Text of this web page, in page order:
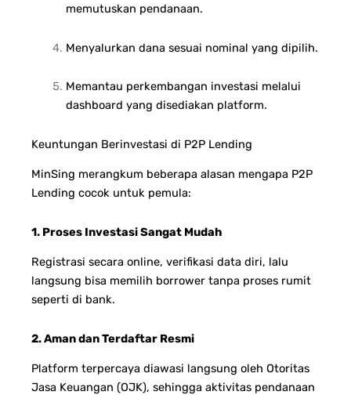
memutuskan pendanaan.
Menyalurkan dana sesuai nominal yang dipilih.
Memantau perkembangan investasi melalui
dashboard yang disediakan platform.
Keuntungan Berinvestasi di P2P Lending
MinSing merangkum beberapa alasan mengapa P2P
Lending cocok untuk pemula:
1. Proses Investasi Sangat Mudah
Registrasi secara online, verifikasi data diri, lalu
langsung bisa memilih borrower tanpa proses rumit
seperti di bank.
2. Aman dan Terdaftar Resmi
Platform terpercaya diawasi langsung oleh Otoritas
Jasa Keuangan (OJK), sehingga aktivitas pendanaan